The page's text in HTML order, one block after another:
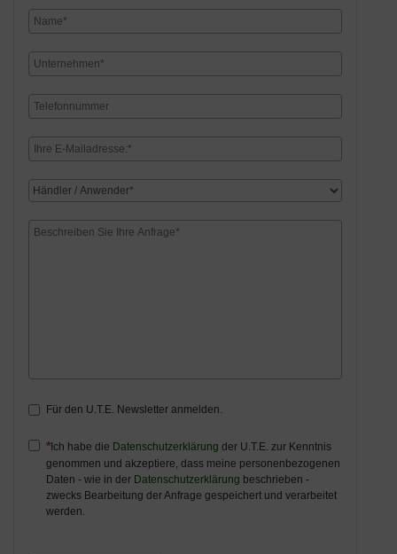
Für den U.T.E. Newsletter anmelden.
Ich habe die Datenschutzerklärung der U.T.E. zur Kenntnis
genommen und akzeptiere, dass meine personenbezogenen
Daten - wie in der Datenschutzerklärung beschrieben -
zwecks Bearbeitung der Anfrage gespeichert und verarbeitet
werden.